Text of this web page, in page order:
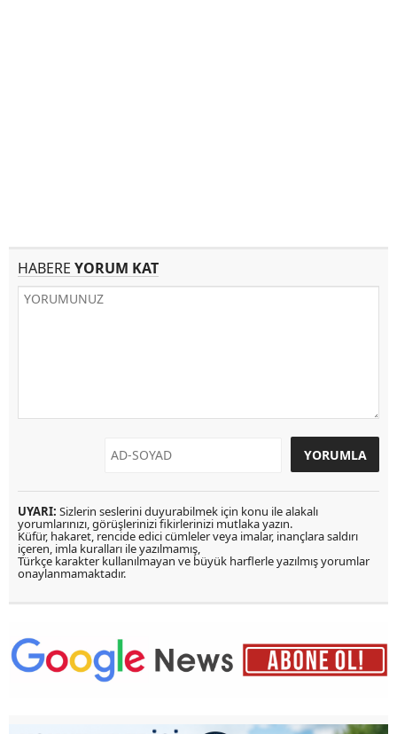
HABERE YORUM KAT
UYARI: Sizlerin seslerini duyurabilmek için konu ile alakalı
yorumlarınızı, görüşlerinizi fikirlerinizi mutlaka yazın.
Küfür, hakaret, rencide edici cümleler veya imalar, inançlara saldırı
içeren, imla kuralları ile yazılmamış,
Türkçe karakter kullanılmayan ve büyük harflerle yazılmış yorumlar
onaylanmamaktadır.